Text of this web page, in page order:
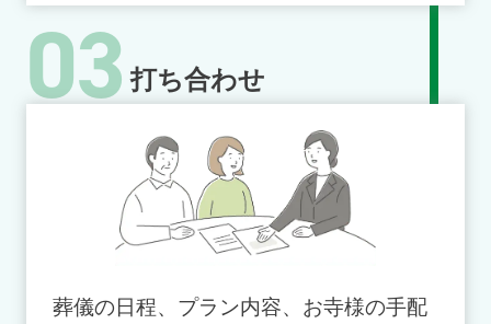
03 打ち合わせ
葬儀の日程、プラン内容、お寺様の手配